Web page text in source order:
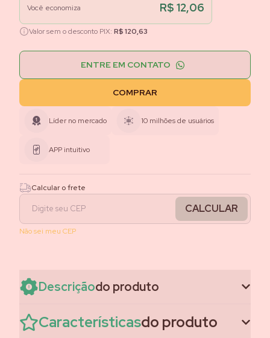
Você economiza R$ 12,06
Valor sem o desconto PIX: R$ 120,63
ENTRE EM CONTATO
COMPRAR
Líder no mercado 10 milhões de usuários
APP intuitivo
Calcular o frete
CALCULAR
Não sei meu CEP
Descriçãodo produto
Característicasdo produto